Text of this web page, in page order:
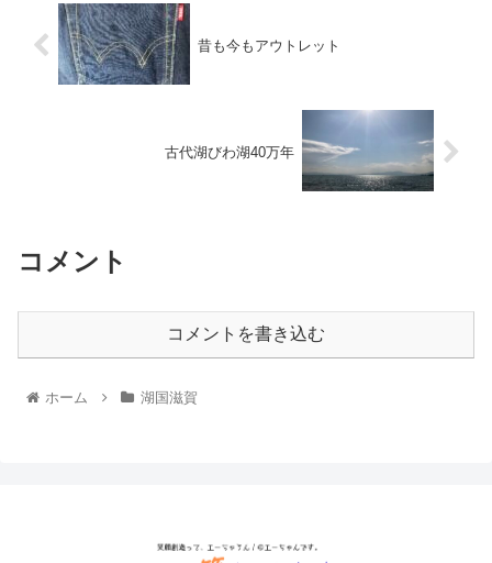
昔も今もアウトレット
古代湖びわ湖40万年
コメント
コメントを書き込む
ホーム 湖国滋賀